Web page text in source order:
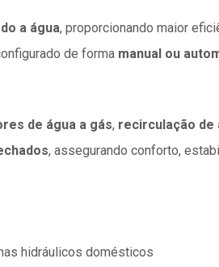
a água, proporcionando maior
de forma manual ou
de água a gás, recirculação de
, assegurando conforto,
hidráulicos domésticos